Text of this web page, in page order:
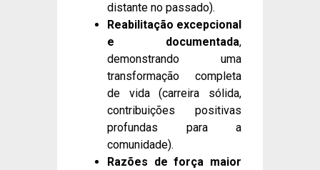
distante no passado).
Reabilitação excepcional
e documentada,
demonstrando uma
transformação completa
de vida (carreira sólida,
contribuições positivas
profundas para a
comunidade).
Razões de força maior